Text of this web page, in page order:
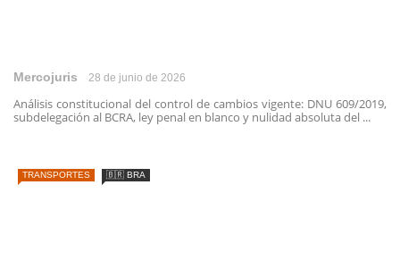
Mercojuris 28 de junio de 2026
Análisis constitucional del control de cambios vigente: DNU 609/2019,
subdelegación al BCRA, ley penal en blanco y nulidad absoluta del ...
TRANSPORTES 🇧🇷 BRA